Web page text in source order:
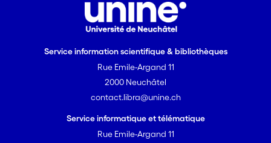
Service information scientifique & bibliothèques
Rue Emile-Argand 11
2000 Neuchâtel
contact.libra@unine.ch
Service informatique et télématique
Rue Emile-Argand 11